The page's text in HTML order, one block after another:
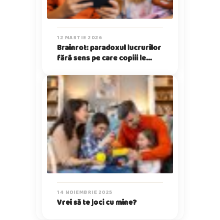
12 MARTIE 2026
Brainrot: paradoxul lucrurilor
fără sens pe care copiii le
14 NOIEMBRIE 2025
Vrei să te joci cu mine?